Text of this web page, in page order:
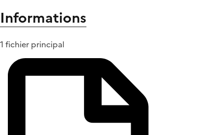
Informations
1 fichier principal